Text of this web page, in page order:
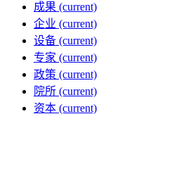
成果 (current)
企业 (current)
设备 (current)
专家 (current)
政策 (current)
院所 (current)
资本 (current)